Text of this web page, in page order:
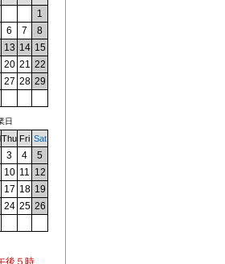
1
6 7
8
13 14 15
20 21 22
27 28 29
日
Thu Fri Sat
3 4
5
10 11 12
17 18 19
24 25 26